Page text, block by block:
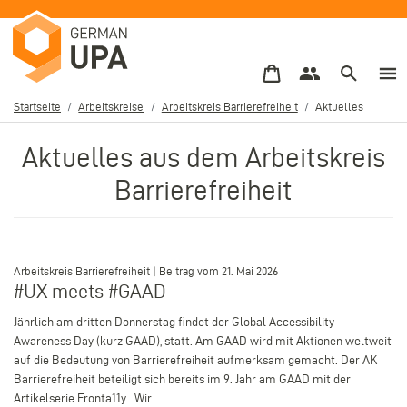
zum
Inhalt
Pfadnavigation
Startseite Arbeitskreise Arbeitskreis Barrierefreiheit Aktuelles
Aktuelles aus dem Arbeitskreis
Barrierefreiheit
Arbeitskreis Barrierefreiheit | Beitrag vom 21. Mai 2026
#UX meets #GAAD
Jährlich am dritten Donnerstag findet der Global Accessibility
Awareness Day (kurz GAAD), statt. Am GAAD wird mit Aktionen weltweit
auf die Bedeutung von Barrierefreiheit aufmerksam gemacht. Der AK
Barrierefreiheit beteiligt sich bereits im 9. Jahr am GAAD mit der
Artikelserie Fronta11y . Wir...